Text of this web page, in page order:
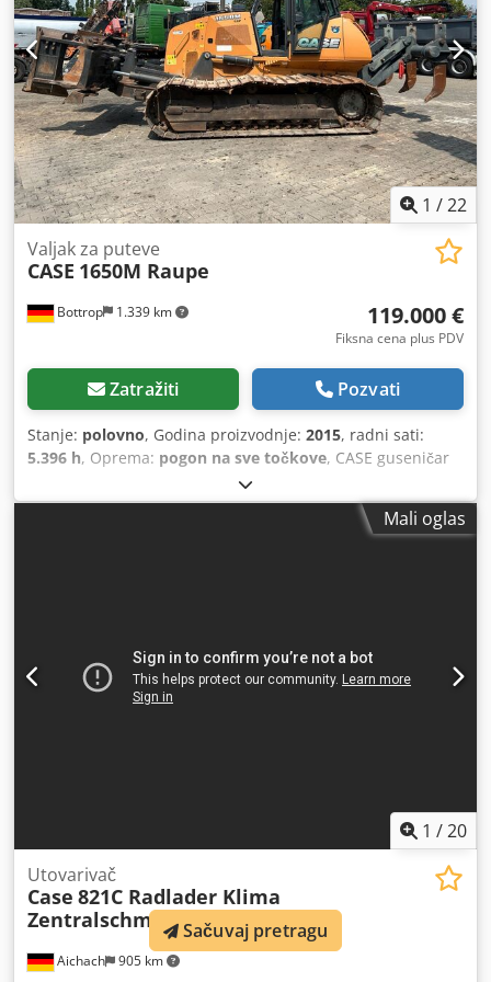
1 /22
Bottrop 1.339 km
Valjak za puteve
CASE 1650M Raupe
119.000 €
Fiksna cena plus PDV
Zatražiti Pozvati
Stanje: polovno, Godina proizvodnje: 2015, radni sati:
5.396 h, Oprema: pogon na sve točkove, CASE guseničar
Chjdpfx Aszhyrmontoa Tip: 1650M Prazna masa: 19.200 kg
Snaga: 122 kW Radnih sati: 5.396 Oprema: - Grejanje
sedišta - Klima uređaj - Radio - Zadnji ripper sa 3 zuba -
Mali oglas
1 /20
Aichach 905 km
Utovarivač
Case 821C Radlader Klima
ZentralschmierungSačuvaj pretragu